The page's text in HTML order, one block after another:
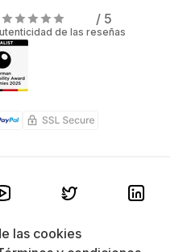
/ 5
de las reseñas
las cookies